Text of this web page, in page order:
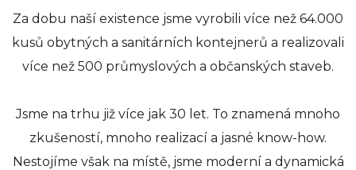
Za dobu naší existence jsme vyrobili více než 64.000
kusů obytných a sanitárních kontejnerů a realizovali
více než 500 průmyslových a občanských staveb.
Jsme na trhu již více jak 30 let. To znamená mnoho
zkušeností, mnoho realizací a jasné know-how.
Nestojíme však na místě, jsme moderní a dynamická